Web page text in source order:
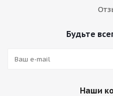
Будьте
Наши